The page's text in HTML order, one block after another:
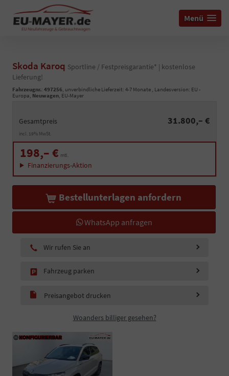
Menü
Skoda Karoq Sportline / Festpreisgarantie* | kostenlose
Lieferung!
Fahrzeugnr.: 497256, unverbindliche Lieferzeit: 4-7 Monate , Landesversion: EU -
Europa, Neuwagen, EU-Mayer
Gesamtpreis 31.800,– €
incl. 19% MwSt.
198,– € mtl.
Finanzierungs-Aktion
WhatsApp anfragen
Bestellunterlagen anfordern
Wir rufen Sie an
Fahrzeug parken
Preisangebot drucken
Woanders billiger gesehen?